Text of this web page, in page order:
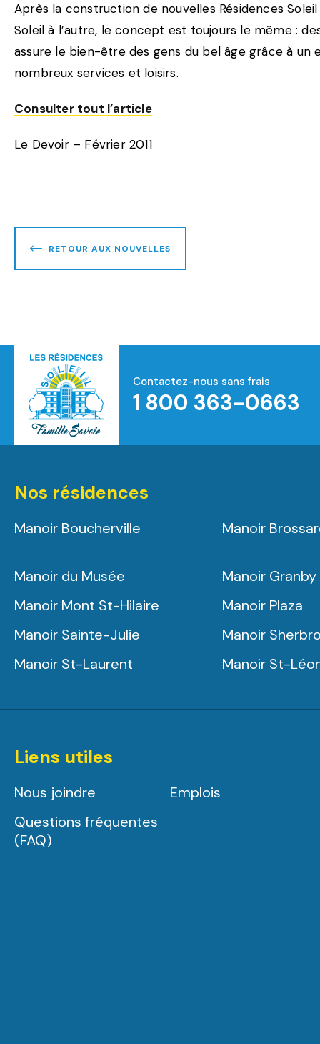
Après la construction de nouvelles Résidences
Soleil à l’autre, le concept est toujours le même :
assure le bien-être des gens du bel âge grâce à
nombreux services et loisirs.
Consulter tout l’article
Le Devoir – Février 2011
RETOUR AUX NOUVELLES
Accueil
Contactez-nous sans frais
1 800 363-0663
Nos résidences
Manoir Boucherville Manoir
Manoir du Musée
Manoir Granby
Manoir Mont St-Hilaire
Manoir Plaza
Manoir Sainte-Julie
Manoir
Manoir St-Laurent
Manoir St-
Liens utiles
Nous joindre
Emplois
Questions fréquentes
(FAQ)